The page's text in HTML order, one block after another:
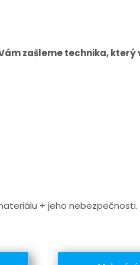
zašleme technika, který
+ jeho nebezpečnosti.